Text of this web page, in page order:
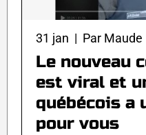
31 jan | Par Maude
Le nouveau
est viral et
québécois a
pour vous